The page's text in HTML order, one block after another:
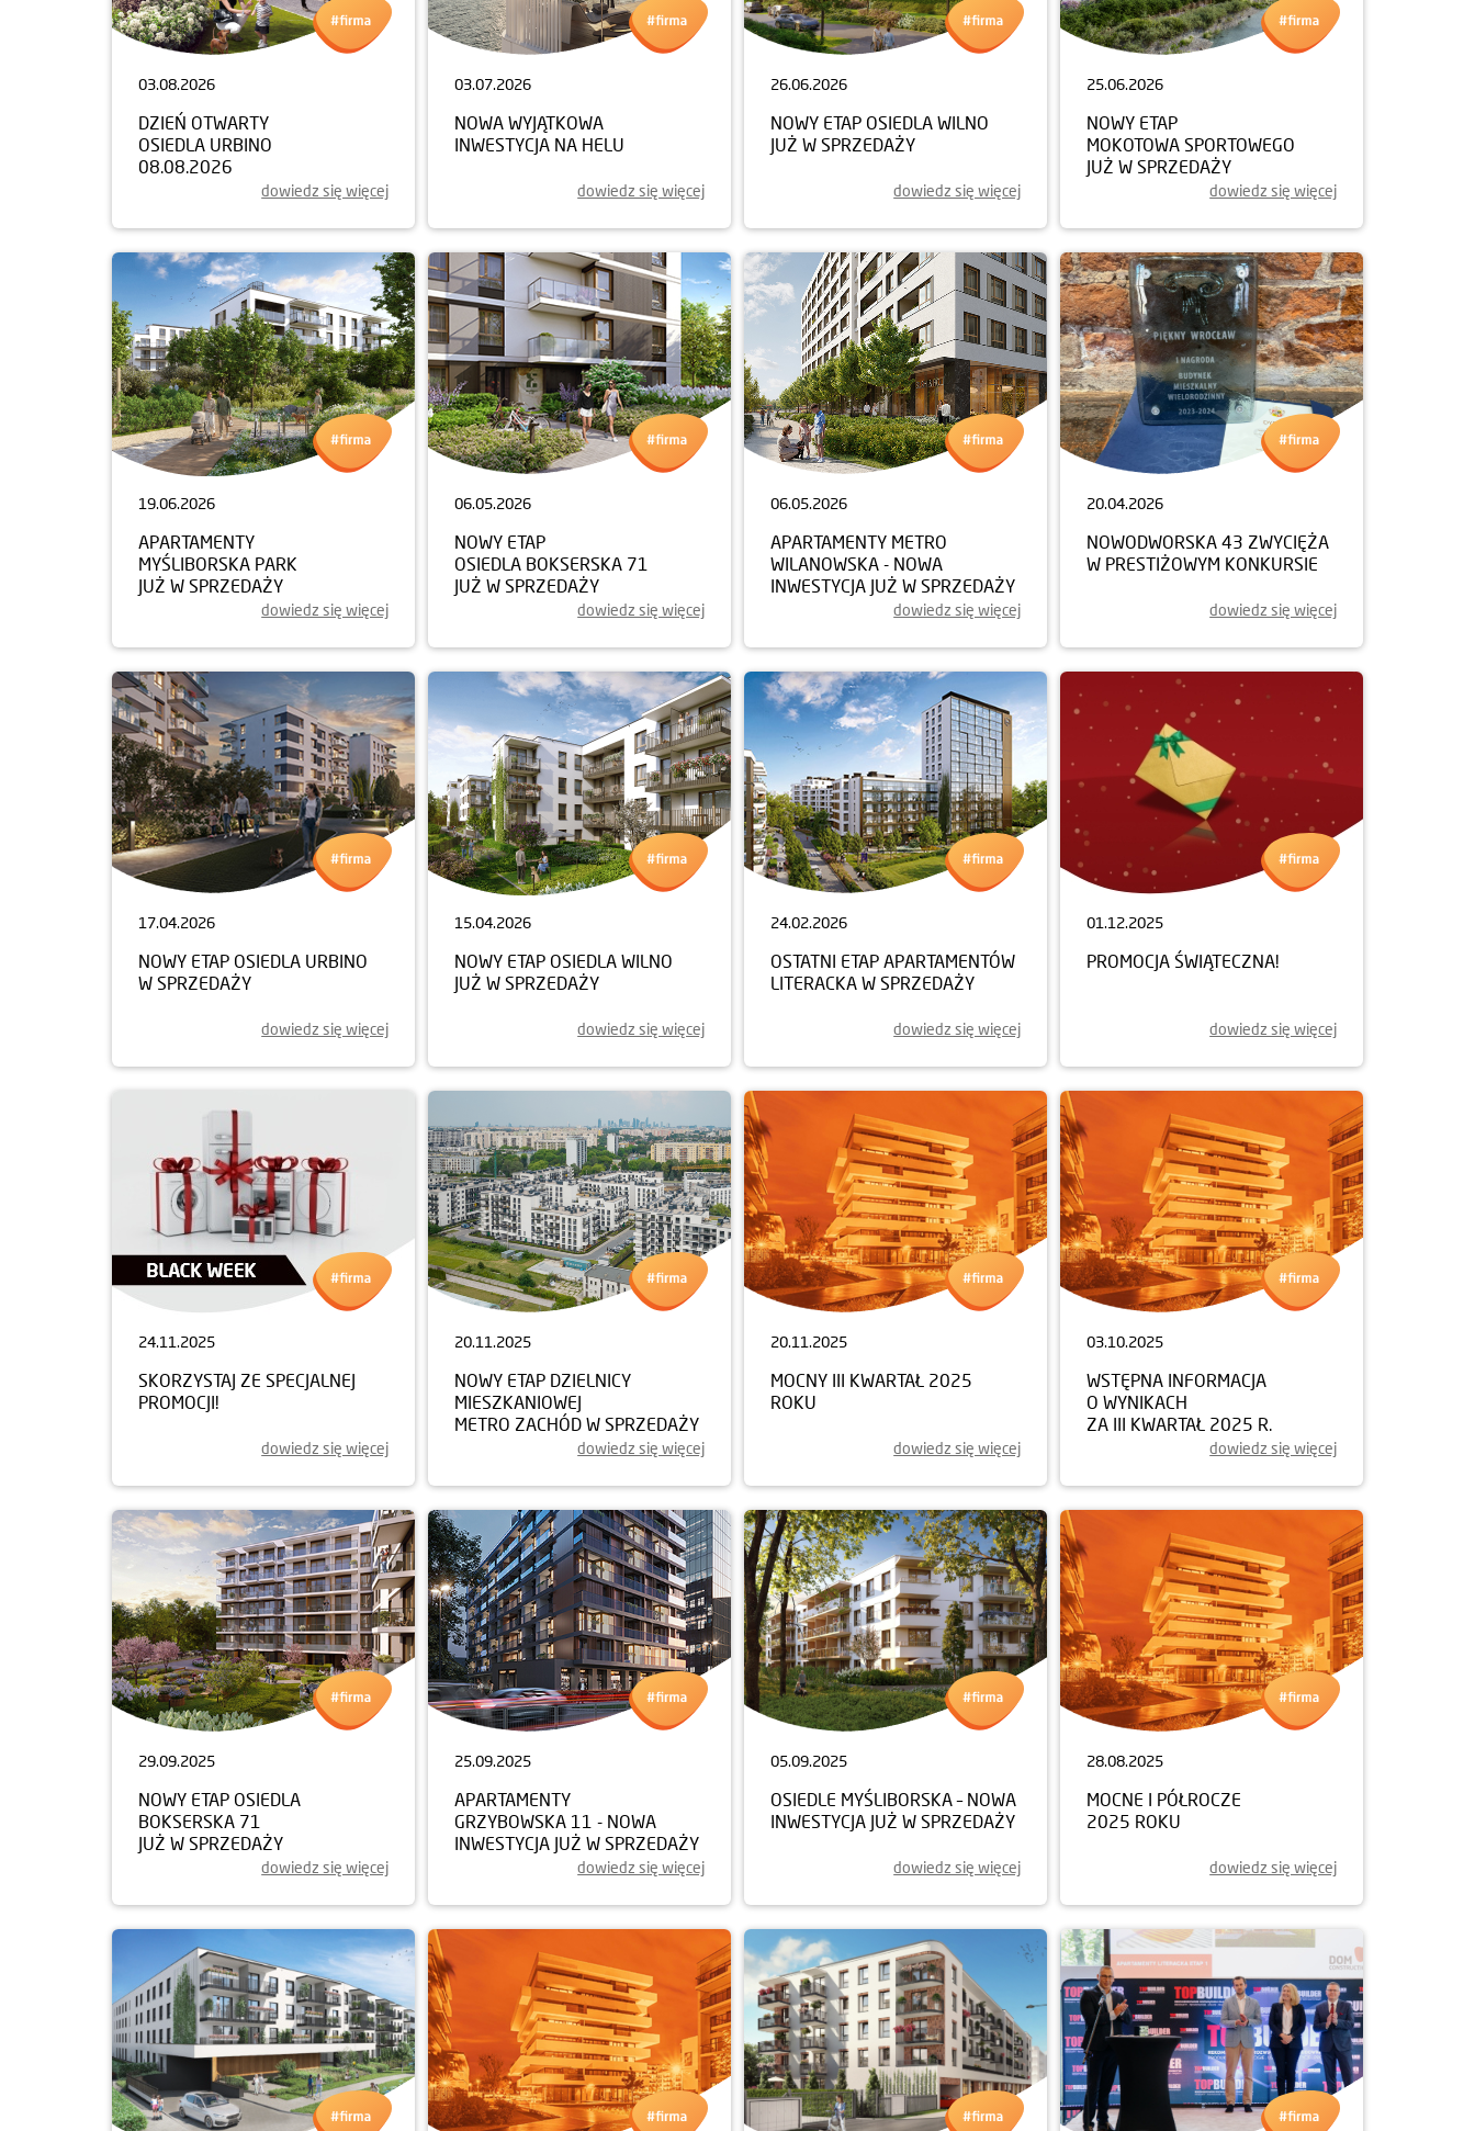
03.08.2026
DZIEŃ OTWARTY
OSIEDLA URBINO
08.08.2026
dowiedz się więcej
03.07.2026
NOWA WYJĄTKOWA
INWESTYCJA NA HELU
dowiedz się więcej
26.06.2026
NOWY ETAP OSIEDLA WILNO
JUŻ W SPRZEDAŻY
dowiedz się więcej
25.06.2026
NOWY ETAP
MOKOTOWA SPORTOWEGO
JUŻ W SPRZEDAŻY
dowiedz się więcej
19.06.2026
APARTAMENTY
MYŚLIBORSKA PARK
JUŻ W SPRZEDAŻY
dowiedz się więcej
06.05.2026
NOWY ETAP
OSIEDLA BOKSERSKA 71
JUŻ W SPRZEDAŻY
dowiedz się więcej
06.05.2026
APARTAMENTY METRO
WILANOWSKA - NOWA
INWESTYCJA JUŻ W SPRZEDAŻY
dowiedz się więcej
20.04.2026
NOWODWORSKA 43 ZWYCIĘŻA
W PRESTIŻOWYM KONKURSIE
dowiedz się więcej
17.04.2026
NOWY ETAP OSIEDLA URBINO
W SPRZEDAŻY
dowiedz się więcej
15.04.2026
NOWY ETAP OSIEDLA WILNO
JUŻ W SPRZEDAŻY
dowiedz się więcej
24.02.2026
OSTATNI ETAP APARTAMENTÓW
LITERACKA W SPRZEDAŻY
dowiedz się więcej
01.12.2025
PROMOCJA ŚWIĄTECZNA!
dowiedz się więcej
24.11.2025
SKORZYSTAJ ZE SPECJALNEJ
PROMOCJI!
dowiedz się więcej
20.11.2025
NOWY ETAP DZIELNICY
MIESZKANIOWEJ
METRO ZACHÓD W SPRZEDAŻY
dowiedz się więcej
20.11.2025
MOCNY III KWARTAŁ 2025
ROKU
dowiedz się więcej
03.10.2025
WSTĘPNA INFORMACJA
O WYNIKACH
ZA III KWARTAŁ 2025 R.
dowiedz się więcej
29.09.2025
NOWY ETAP OSIEDLA
BOKSERSKA 71
JUŻ W SPRZEDAŻY
dowiedz się więcej
25.09.2025
APARTAMENTY
GRZYBOWSKA 11 - NOWA
INWESTYCJA JUŻ W SPRZEDAŻY
dowiedz się więcej
05.09.2025
OSIEDLE MYŚLIBORSKA – NOWA
INWESTYCJA JUŻ W SPRZEDAŻY
dowiedz się więcej
28.08.2025
MOCNE I PÓŁROCZE
2025 ROKU
dowiedz się więcej